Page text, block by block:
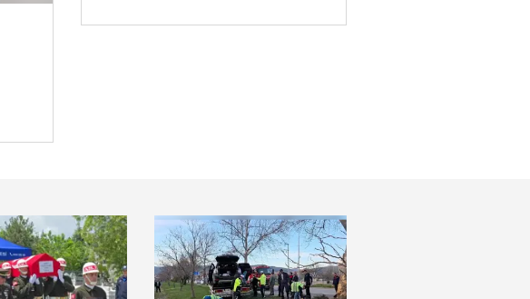
Tokat’ta 27 yıllık ehliyet hasreti davul